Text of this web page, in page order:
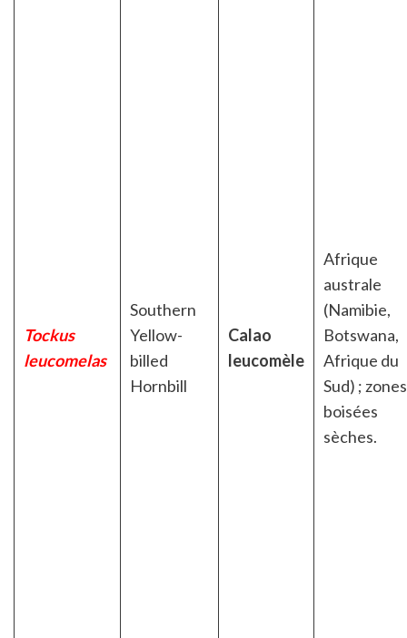
Tockus
leucomelas
Southern
Yellow-
billed
Hornbill
Calao
leucomèle
Afrique
australe
(Namibie,
Botswana,
Afrique du
Sud) ; zones
boisées
sèches.